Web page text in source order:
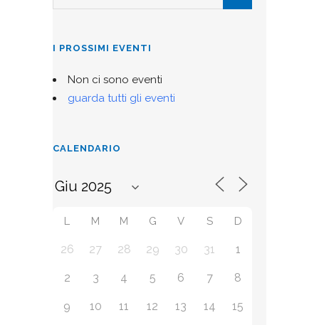
I PROSSIMI EVENTI
Non ci sono eventi
guarda tutti gli eventi
CALENDARIO
L M M G V S D
26 27 28 29 30 31 1
2 3 4 5 6 7 8
9 10 11 12 13 14 15